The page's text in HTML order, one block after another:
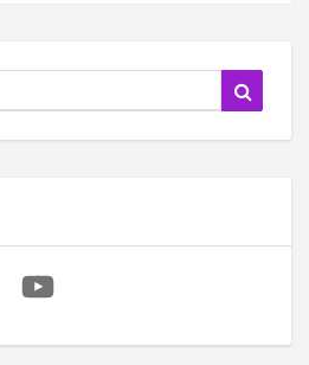
YouTube